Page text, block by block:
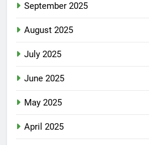
September 2025
August 2025
July 2025
June 2025
May 2025
April 2025